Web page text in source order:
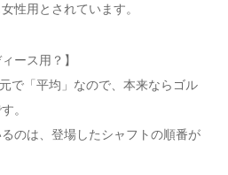
性用とされています。
ース用？】
で「平均」なので、本来ならゴル
。
のは、登場したシャフトの順番が